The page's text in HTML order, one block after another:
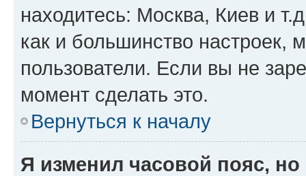
находитесь: Москва, Киев и
как и большинство настроек,
пользователи. Если вы не
момент сделать это.
Вернуться к началу
Я изменил часовой пояс,